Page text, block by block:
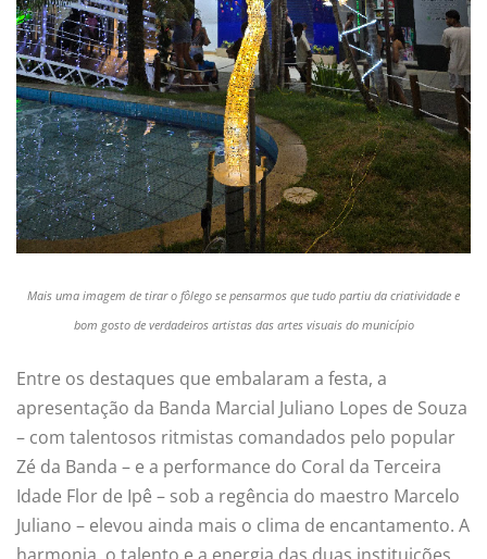
Mais uma imagem de tirar o fôlego se pensarmos que tudo partiu da criatividade e
bom gosto de verdadeiros artistas das artes visuais do município
Entre os destaques que embalaram a festa, a
apresentação da Banda Marcial Juliano Lopes de Souza
– com talentosos ritmistas comandados pelo popular
Zé da Banda – e a performance do Coral da Terceira
Idade Flor de Ipê – sob a regência do maestro Marcelo
Juliano – elevou ainda mais o clima de encantamento. A